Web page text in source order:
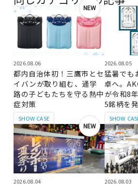
NEW
SHOW CASE
2026.08.06
都内自治体初！三鷹市とセ
イバンが取り組む、通学
路の子どもたちを守る熱中
症対策
SHOW
2026.08.05
猛暑でも
卓へ。
が令和8
5銘柄を
NEW
2026.08.04 2026.08.03